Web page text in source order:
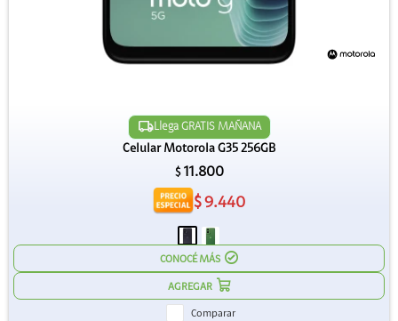
Llega GRATIS MAÑANA
Celular Motorola G35 256GB
$ 11.800
$9.440
CONOCÉ MÁS
Comparar